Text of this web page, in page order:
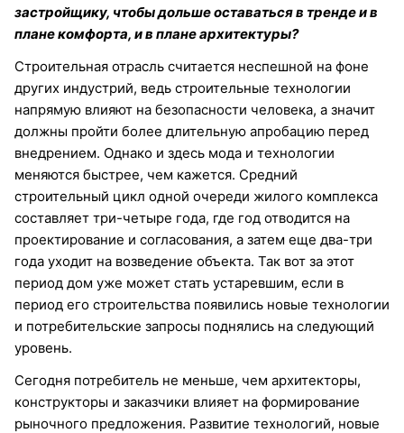
застройщику, чтобы дольше оставаться в тренде и в
плане комфорта, и в плане архитектуры?
Строительная отрасль считается неспешной на фоне
других индустрий, ведь строительные технологии
напрямую влияют на безопасности человека, а значит
должны пройти более длительную апробацию перед
внедрением. Однако и здесь мода и технологии
меняются быстрее, чем кажется. Средний
строительный цикл одной очереди жилого комплекса
составляет три-четыре года, где год отводится на
проектирование и согласования, а затем еще два-три
года уходит на возведение объекта. Так вот за этот
период дом уже может стать устаревшим, если в
период его строительства появились новые технологии
и потребительские запросы поднялись на следующий
уровень.
Сегодня потребитель не меньше, чем архитекторы,
конструкторы и заказчики влияет на формирование
рыночного предложения. Развитие технологий, новые